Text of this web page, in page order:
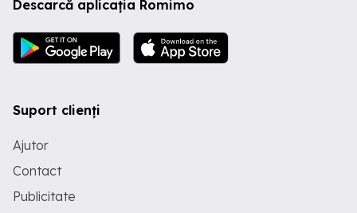
Descarcă aplicația Romimo
Suport clienți
Ajutor
Contact
Publicitate